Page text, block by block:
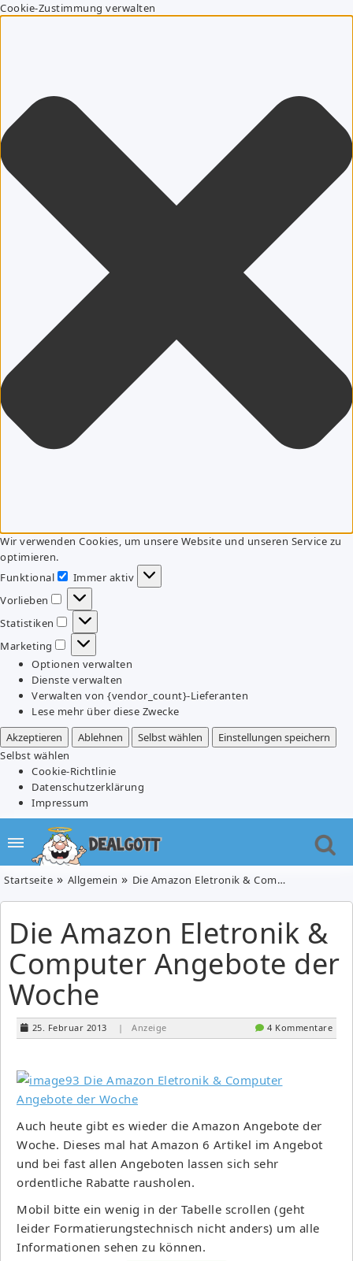
Cookie-Zustimmung verwalten
Wir verwenden Cookies, um unsere Website und unseren Service zu
optimieren.
Funktional
Funktional
Immer aktiv
Vorlieben
Vorlieben
Statistiken
Statistiken
Marketing
Marketing
Optionen verwalten
Dienste verwalten
Verwalten von {vendor_count}-Lieferanten
Lese mehr über diese Zwecke
Akzeptieren
Ablehnen Selbst wählen
Einstellungen speichern
Selbst wählen
Cookie-Richtlinie
Datenschutzerklärung
Impressum
Startseite Allgemein Die Amazon Eletronik & Computer Angebote der Woche
Die Amazon Eletronik &
Computer Angebote der
Woche
25. Februar 2013 | Anzeige 4 Kommentare
Auch heute gibt es wieder die Amazon Angebote der
Woche. Dieses mal hat Amazon 6 Artikel im Angebot
und bei fast allen Angeboten lassen sich sehr
ordentliche Rabatte rausholen.
Mobil bitte ein wenig in der Tabelle scrollen (geht
leider Formatierungstechnisch nicht anders) um alle
Informationen sehen zu können.